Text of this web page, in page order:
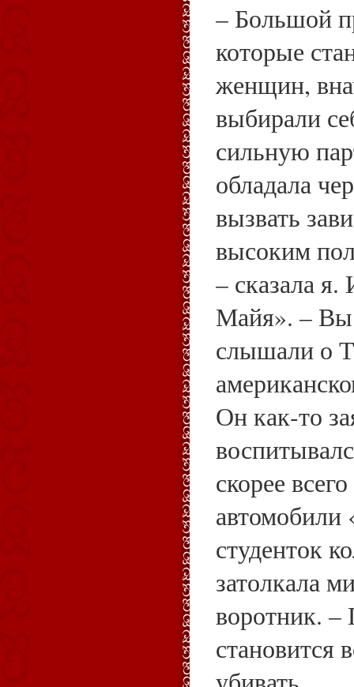
– Большой
которые
женщин,
выбирали
сильную
обладала
вызвать
высоким
– сказала
Майя». – Вы
слышали о
Он как‑то
скорее
автомобили
студенток
затолкала
воротник. –
становится